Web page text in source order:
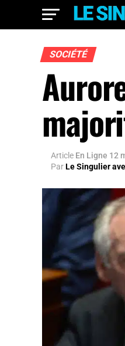
SOCIÉTÉ
Article En Ligne 12
ParLe Singulier